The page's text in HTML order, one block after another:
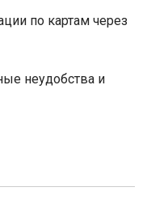
по картам через
неудобства и